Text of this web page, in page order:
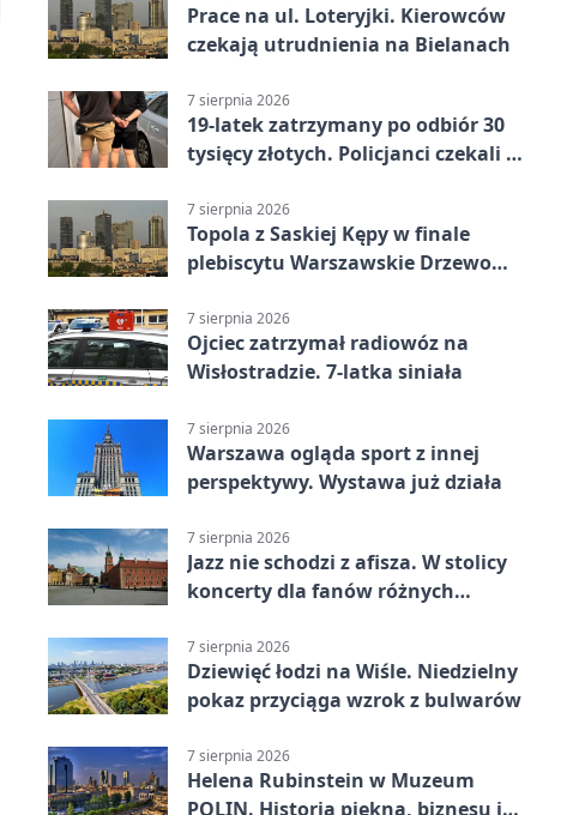
Prace na ul. Loteryjki. Kierowców
czekają utrudnienia na Bielanach
7 sierpnia 2026
19-latek zatrzymany po odbiór 30
tysięcy złotych. Policjanci czekali w
7 sierpnia 2026
Topola z Saskiej Kępy w finale
plebiscytu Warszawskie Drzewo
7 sierpnia 2026
Ojciec zatrzymał radiowóz na
Wisłostradzie. 7-latka siniała
7 sierpnia 2026
Warszawa ogląda sport z innej
perspektywy. Wystawa już działa
7 sierpnia 2026
Jazz nie schodzi z afisza. W stolicy
koncerty dla fanów różnych
7 sierpnia 2026
Dziewięć łodzi na Wiśle. Niedzielny
pokaz przyciąga wzrok z bulwarów
7 sierpnia 2026
Helena Rubinstein w Muzeum
POLIN. Historia piękna, biznesu i